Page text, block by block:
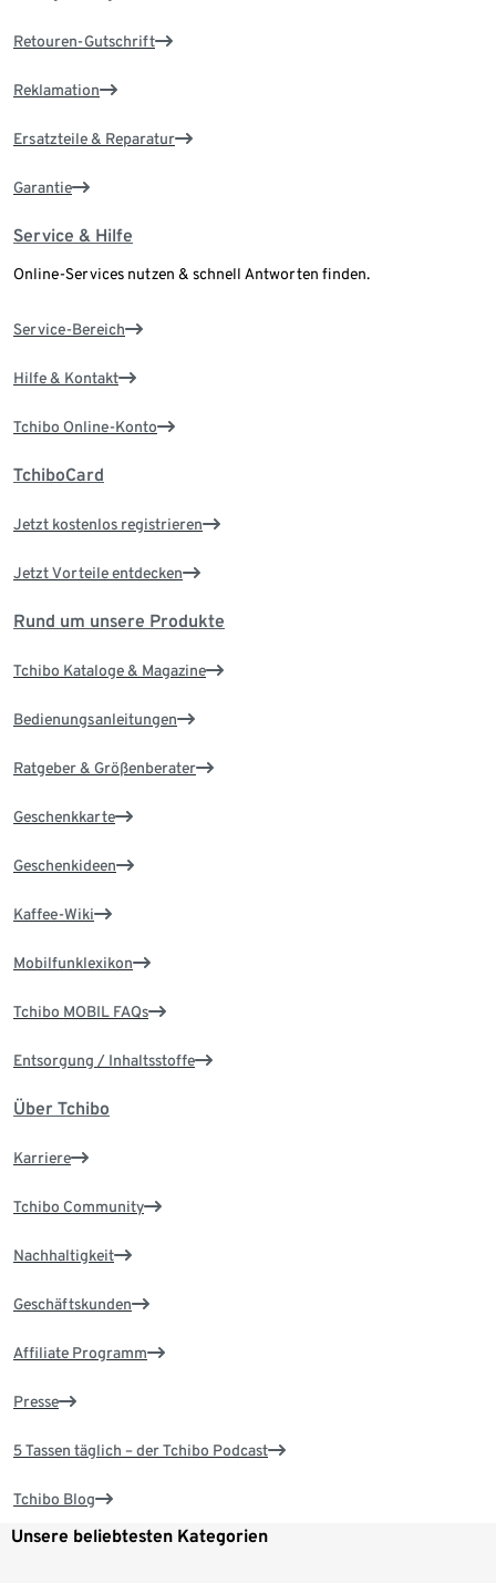
Retouren-Gutschrift
Reklamation
Ersatzteile & Reparatur
Garantie
Service & Hilfe
Online-Services nutzen & schnell Antworten finden.
Service-Bereich
Hilfe & Kontakt
Tchibo Online-Konto
TchiboCard
Jetzt kostenlos registrieren
Jetzt Vorteile entdecken
Rund um unsere Produkte
Tchibo Kataloge & Magazine
Bedienungsanleitungen
Ratgeber & Größenberater
Geschenkkarte
Geschenkideen
Kaffee-Wiki
Mobilfunklexikon
Tchibo MOBIL FAQs
Entsorgung / Inhaltsstoffe
Über Tchibo
Karriere
Tchibo Community
Nachhaltigkeit
Geschäftskunden
Affiliate Programm
Presse
5 Tassen täglich – der Tchibo Podcast
Tchibo Blog
Unsere beliebtesten Kategorien